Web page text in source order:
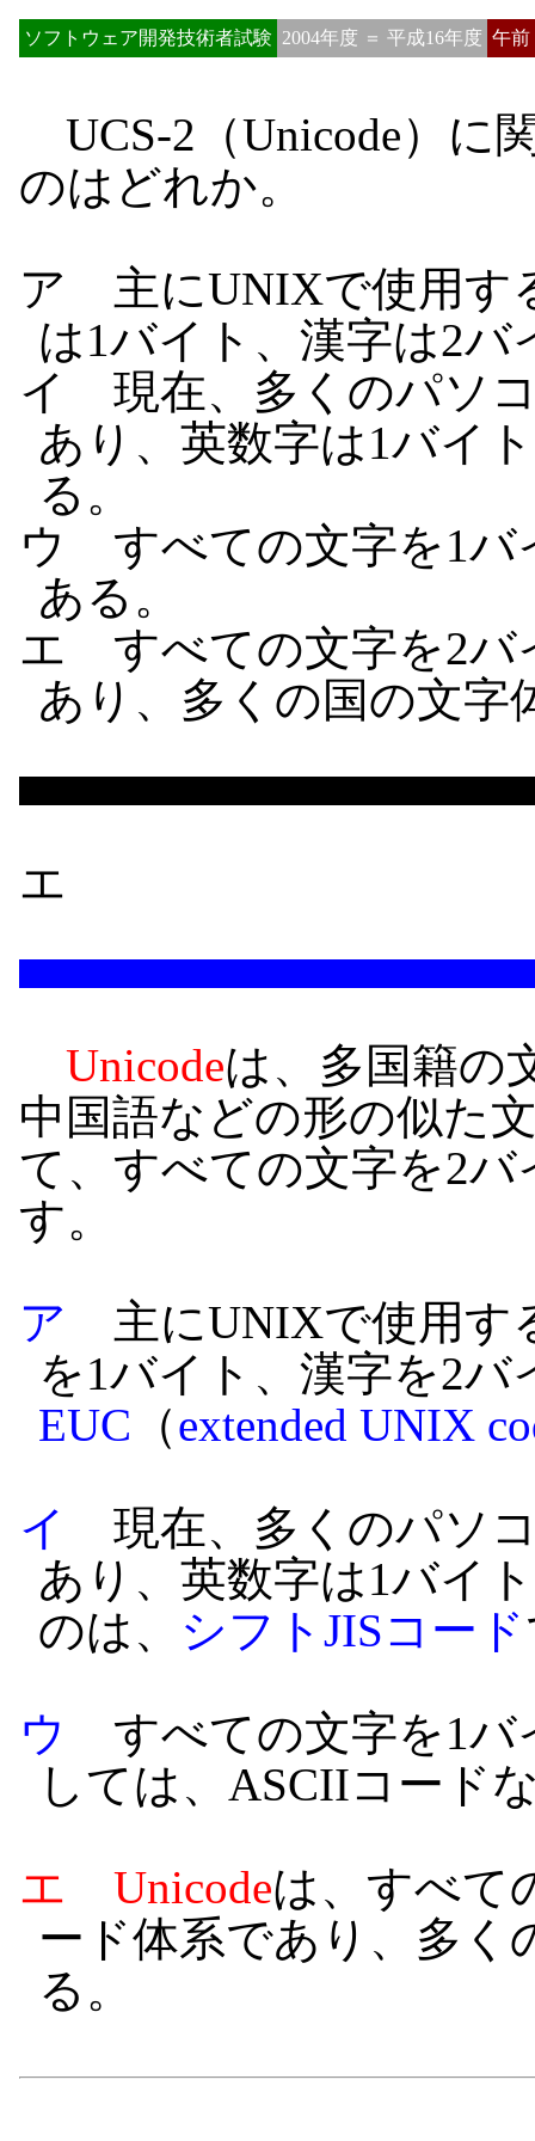
ソフトウェア開発技術者試験 2004年度 ＝ 平成16年度 午前
UCS-2（Unicode）に
のはどれか。
ア 主にUNIXで使用す
は1バイト、漢字は2バ
イ 現在、多くのパソ
あり、英数字は1バイ
る。
ウ すべての文字を1バ
ある。
エ すべての文字を2バ
あり、多くの国の文字
エ
Unicodeは、多国籍の
中国語などの形の似た
て、すべての文字を2
す。
ア 主にUNIXで使用す
を1バイト、漢字を2
EUC （extended UNIX
イ
現在、多くのパソ
あり、英数字は1バイ
のは、 シフトJISコード
ウ
すべての文字を1バ
しては、ASCIIコード
エ
Unicodeは、すべて
ード体系であり、多く
る。